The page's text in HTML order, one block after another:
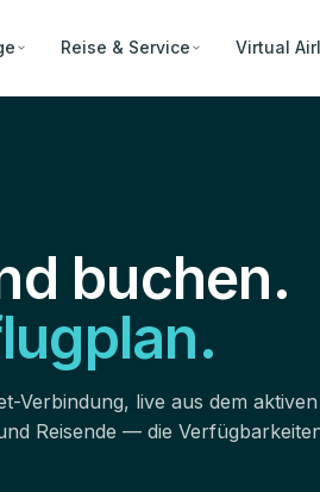
Reise & Service Virtual
buchen.
Verbindung, live aus dem
Reisende — die